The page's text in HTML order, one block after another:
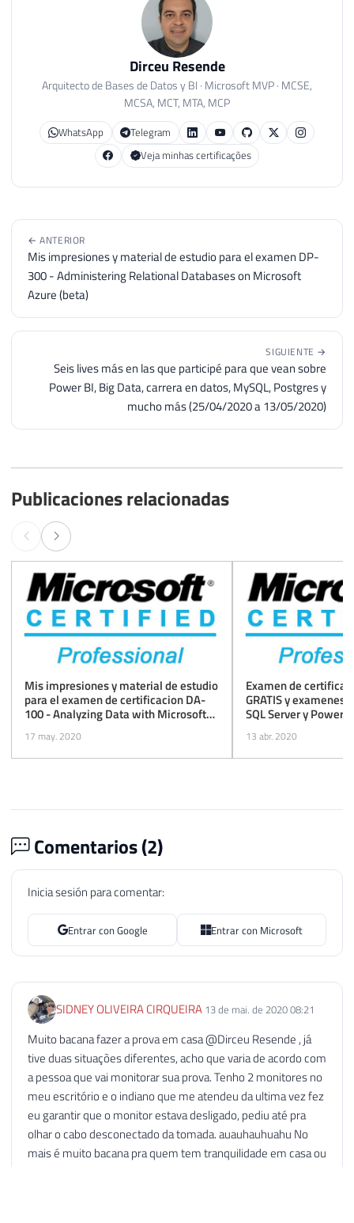
Dirceu Resende
Arquitecto de Bases de Datos y BI · Microsoft MVP · MCSE,
MCSA, MCT, MTA, MCP
WhatsApp
Telegram
Veja minhas certificações
← ANTERIOR
Mis impresiones y material de estudio para el examen DP-
300 - Administering Relational Databases on Microsoft
Azure (beta)
SIGUIENTE →
Seis lives más en las que participé para que vean sobre
Power BI, Big Data, carrera en datos, MySQL, Postgres y
mucho más (25/04/2020 a 13/05/2020)
Publicaciones relacionadas
Mis impresiones y material de estudio
para el examen de certificacion DA-
100 - Analyzing Data with Microsoft
17 may. 2020
Examen de
GRATIS y examenes
SQL Server y Power
descuento
13 abr. 2020
Comentarios (2)
Inicia sesión para comentar:
Entrar con Google Entrar con Microsoft
SIDNEY OLIVEIRA CIRQUEIRA 13 de mai. de 2020 08:21
Muito bacana fazer a prova em casa @Dirceu Resende , já
tive duas situações diferentes, acho que varia de acordo com
a pessoa que vai monitorar sua prova. Tenho 2 monitores no
meu escritório e o indiano que me atendeu da ultima vez fez
eu garantir que o monitor estava desligado, pediu até pra
olhar o cabo desconectado da tomada. auauhauhuahu No
mais é muito bacana pra quem tem tranquilidade em casa ou